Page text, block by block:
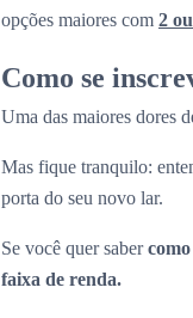
opções maiores com 2
Como se
Uma das maiores dores
Mas fique tranquilo:
porta do seu novo lar.
Se você quer saber
faixa de renda.